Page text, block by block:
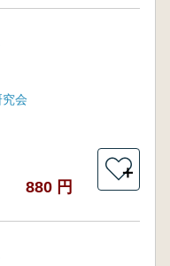
究会
880 円
＋